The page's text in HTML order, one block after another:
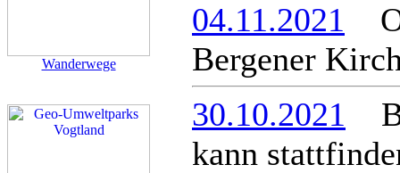
Wanderwege
04.11.2021
Bergener
30.10.2021
kann